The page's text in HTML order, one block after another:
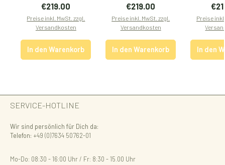
Regulärer Preis:
€219.00
Preise inkl. MwSt. zzgl.
Versandkosten
In den Warenkorb
Regulärer Preis:
€219.00
Preise inkl. MwSt. zzgl.
Versandkosten
In den Warenkorb
Preise
In den
SERVICE-HOTLINE
Wir sind persönlich für Dich da:
Telefon: +49 (0)7634 50762-01
Mo-Do: 08:30 - 16:00 Uhr / Fr: 8:30 - 15.00 Uhr